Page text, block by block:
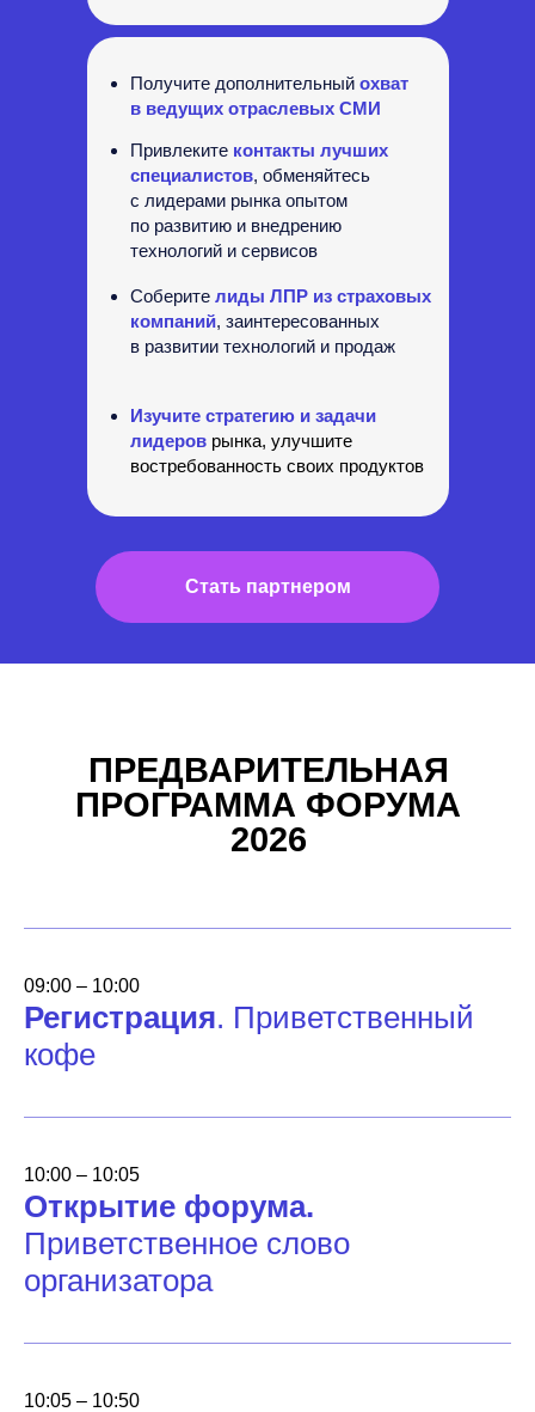
Стать партнером
Получите дополнительный охват
в ведущих отраслевых СМИ
Привлеките контакты лучших
специалистов, обменяйтесь
с лидерами рынка опытом
по развитию и внедрению
технологий и сервисов
Соберите лиды ЛПР из страховых
компаний, заинтересованных
в развитии технологий и продаж
Изучите стратегию и задачи
лидеров рынка, улучшите
востребованность своих продуктов
ПРЕДВАРИТЕЛЬНАЯ
ПРОГРАММА ФОРУМА
2026
09:00 – 10:00
Регистрация. Приветственный
кофе
10:00 – 10:05
Открытие форума.
Приветственное слово
организатора
10:05 – 10:50